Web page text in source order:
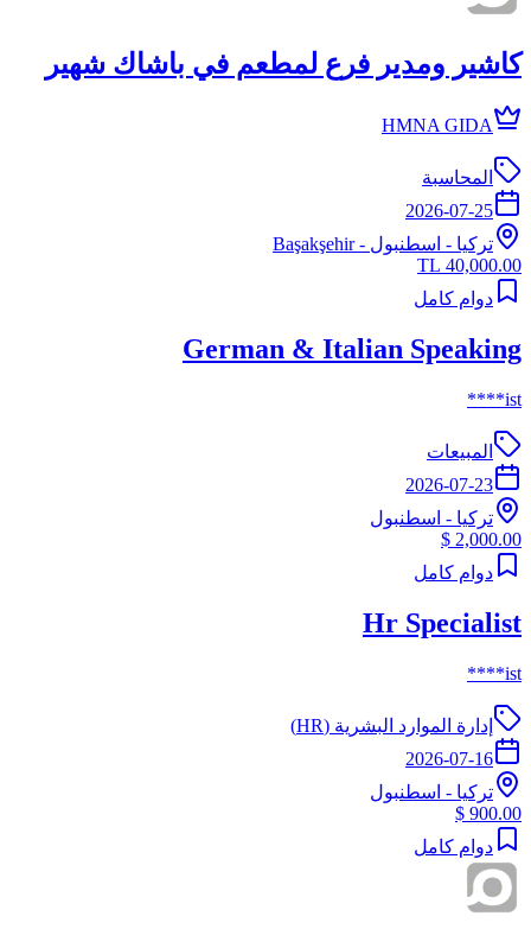
كاشير ومدير فرع لمطعم في باشاك شهير
HMNA GIDA
المحاسبة
2026-07-25
تركيا - اسطنبول - Başakşehir
40,000.00 TL
دوام كامل
German & Italian Speaking
ist****
المبيعات
2026-07-23
تركيا - اسطنبول
2,000.00 $
دوام كامل
Hr Specialist
ist****
إدارة الموارد البشرية (HR)
2026-07-16
تركيا - اسطنبول
900.00 $
دوام كامل